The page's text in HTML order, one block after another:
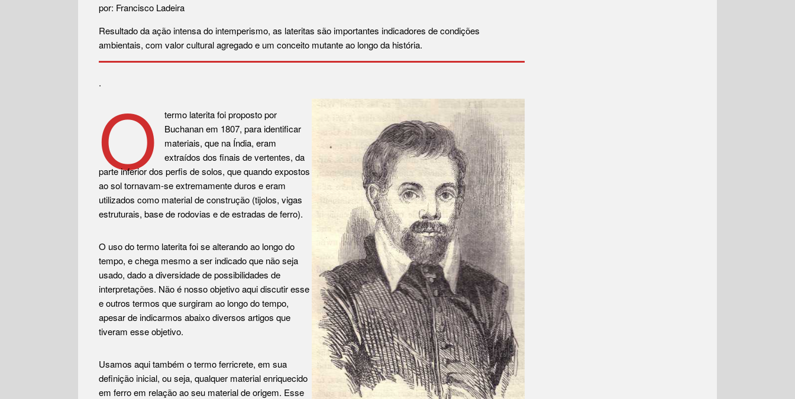
por: Francisco Ladeira
Resultado da ação intensa do intemperismo, as lateritas são importantes indicadores de condições
ambientais, com valor cultural agregado e um conceito mutante ao longo da história.
.
O
termo laterita foi proposto por
Buchanan em 1807, para identificar
materiais, que na Índia, eram
extraídos dos finais de vertentes, da
parte inferior dos perfis de solos, que quando expostos
ao sol tornavam-se extremamente duros e eram
utilizados como material de construção (tijolos, vigas
estruturais, base de rodovias e de estradas de ferro).
O uso do termo laterita foi se alterando ao longo do
tempo, e chega mesmo a ser indicado que não seja
usado, dado a diversidade de possibilidades de
interpretações. Não é nosso objetivo aqui discutir esse
e outros termos que surgiram ao longo do tempo,
apesar de indicarmos abaixo diversos artigos que
tiveram esse objetivo.
Usamos aqui também o termo ferricrete, em sua
definição inicial, ou seja, qualquer material enriquecido
em ferro em relação ao seu material de origem. Esse